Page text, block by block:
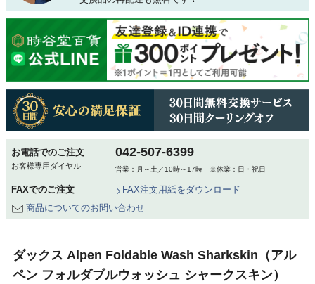
お電話でのご注文
お客様専用ダイヤル
042-507-6399
営業：月～土／10時～17時 ※休業：日・祝日
FAXでのご注文
FAX注文用紙をダウンロード
商品についてのお問い合わせ
ダックス Alpen Foldable Wash Sharkskin（アル
ペン フォルダブルウォッシュ シャークスキン）